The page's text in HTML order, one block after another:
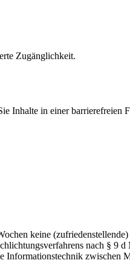
Zugänglichkeit.
Inhalte in einer
keine
nach § 9
zwischen